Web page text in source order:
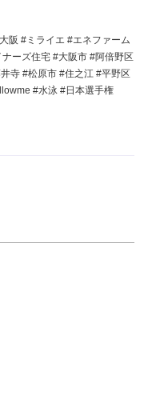
阪 #ミライエ #エネファーム
ーズ住宅 #大阪市 #阿倍野区
寺 #松原市 #住之江 #平野区
#水泳 #日本選手権